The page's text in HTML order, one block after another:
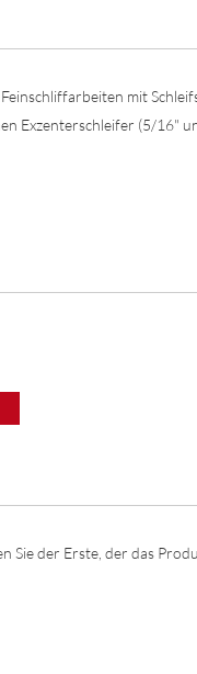
mit
Exzenterschleifer (5/16"
Sie der Erste, der das